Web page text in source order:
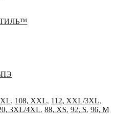
, 108, XXL, 112, XXL/3XL,
3XL/4XL, 88, XS, 92, S, 96, M